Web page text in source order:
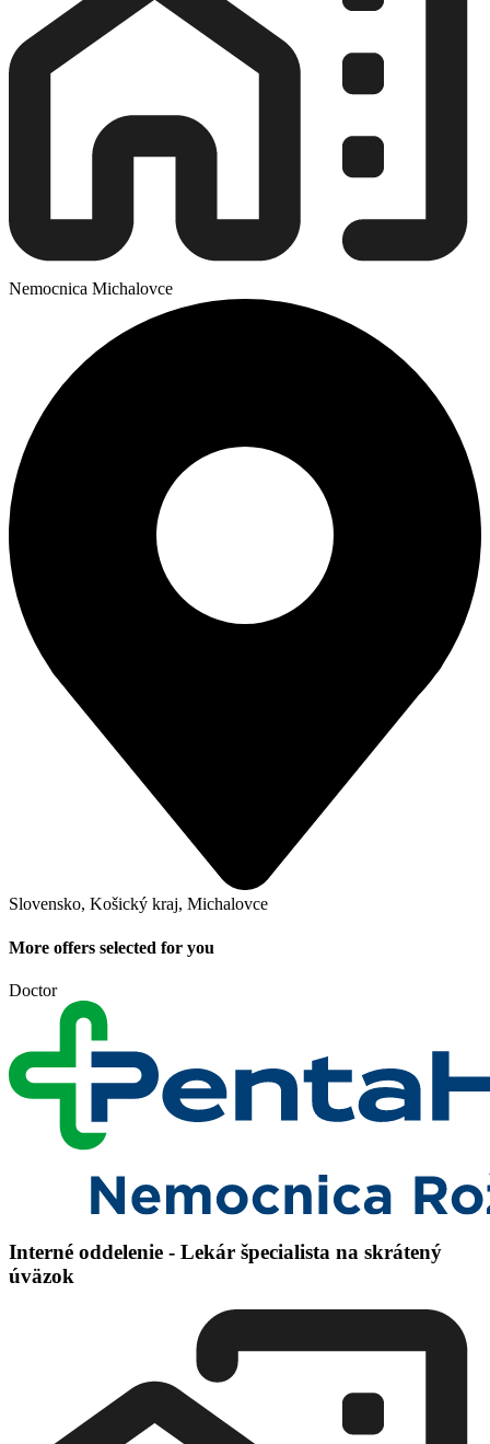
Nemocnica Michalovce
Slovensko, Košický kraj, Michalovce
More offers selected for you
Doctor
Interné oddelenie - Lekár špecialista na skrátený
úväzok